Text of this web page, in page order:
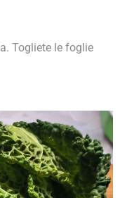
Togliete le foglie